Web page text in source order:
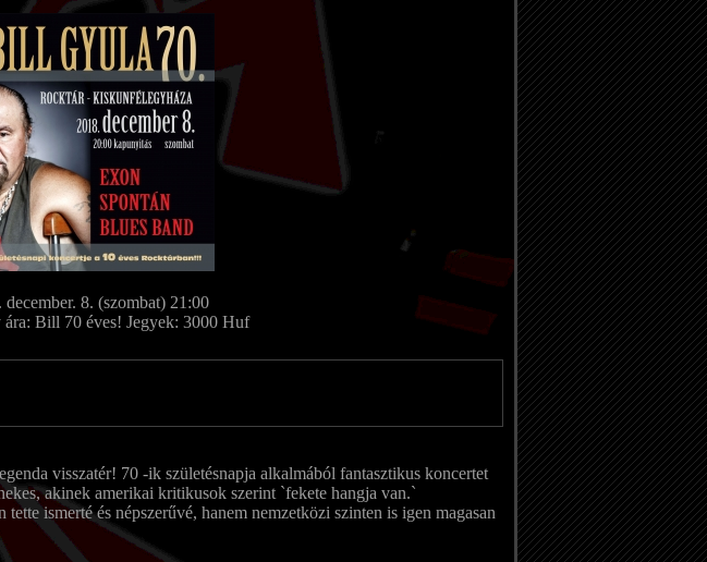
december. 8. (szombat) 21:00
Bill 70 éves! Jegyek: 3000 Huf
visszatér! 70 -ik születésnapja alkalmából fantasztikus koncertet
akinek amerikai kritikusok szerint `fekete hangja van.`
ismerté és népszerűvé, hanem nemzetközi szinten is igen magasan